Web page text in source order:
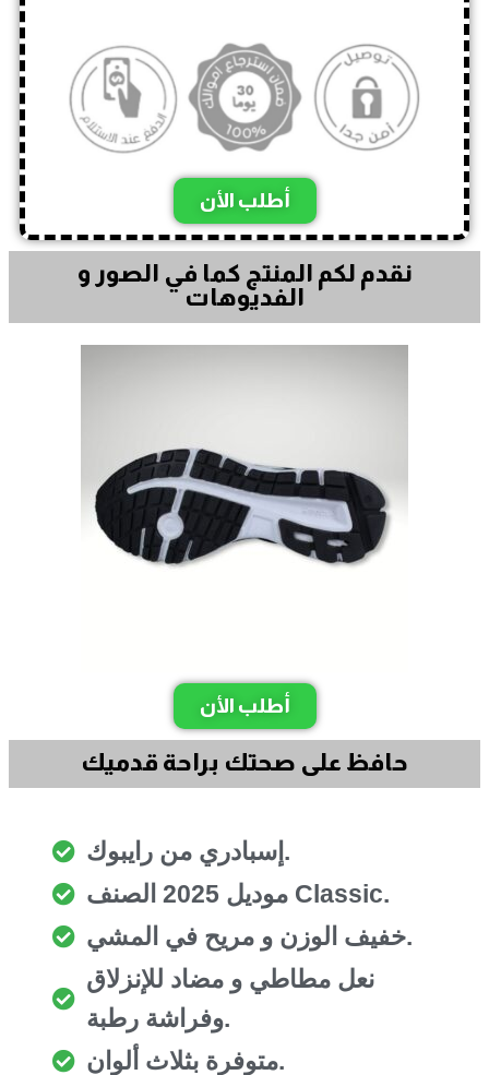
أطلب الأن
نقدم لكم المنتج كما في الصور و
الفديوهات
أطلب الأن
حافظ على صحتك براحة قدميك
إسبادري من رايبوك.
موديل 2025 الصنف Classic.
خفيف الوزن و مريح في المشي.
نعل مطاطي و مضاد للإنزلاق
وفراشة رطبة.
متوفرة بثلاث ألوان.